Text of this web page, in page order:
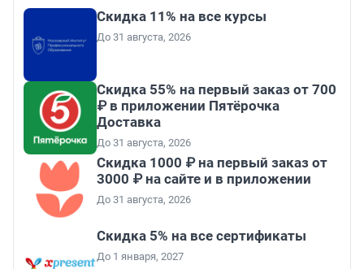
Скидка 11% на все курсы
До 31 августа, 2026
Скидка 55% на первый заказ от 700
₽ в приложении Пятёрочка
Доставка
До 31 августа, 2026
Скидка 1000 ₽ на первый заказ от
3000 ₽ на сайте и в приложении
До 31 августа, 2026
Скидка 5% на все сертификаты
До 1 января, 2027